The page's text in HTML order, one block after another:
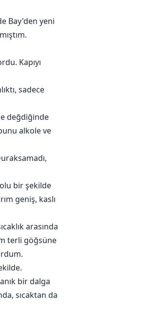
arzuluyor.
Bay'den yeni
Kapıyı
sadece
değdiğinde
alkole ve
bir şekilde
geniş, kaslı
arasında
terli göğsüne
bir dalga
sıcaktan da